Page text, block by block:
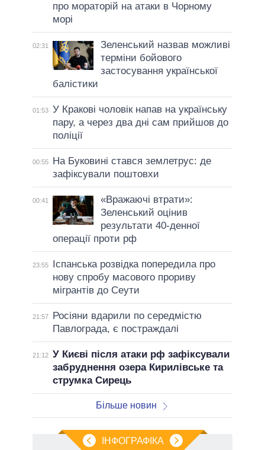
про мораторій на атаки в Чорному
морі
02:31
Зеленський назвав можливі
терміни бойового
застосування української
балістики
01:53 У Кракові чоловік напав на українську
пару, а через два дні сам прийшов до
поліції
00:55
На Буковині стався землетрус: де
зафіксували поштовхи
00:41
«Вражаючі втрати»:
Зеленський оцінив
результати 40-денної
операції проти рф
23:55
Іспанська розвідка попередила про
нову спробу масового прориву
мігрантів до Сеути
21:57
Росіяни вдарили по середмістю
Павлограда, є постраждалі
21:12 У Києві після атаки рф зафіксували
забруднення озера Кирилівське та
струмка Сирець
Більше новин
ІНФОГРАФІКА